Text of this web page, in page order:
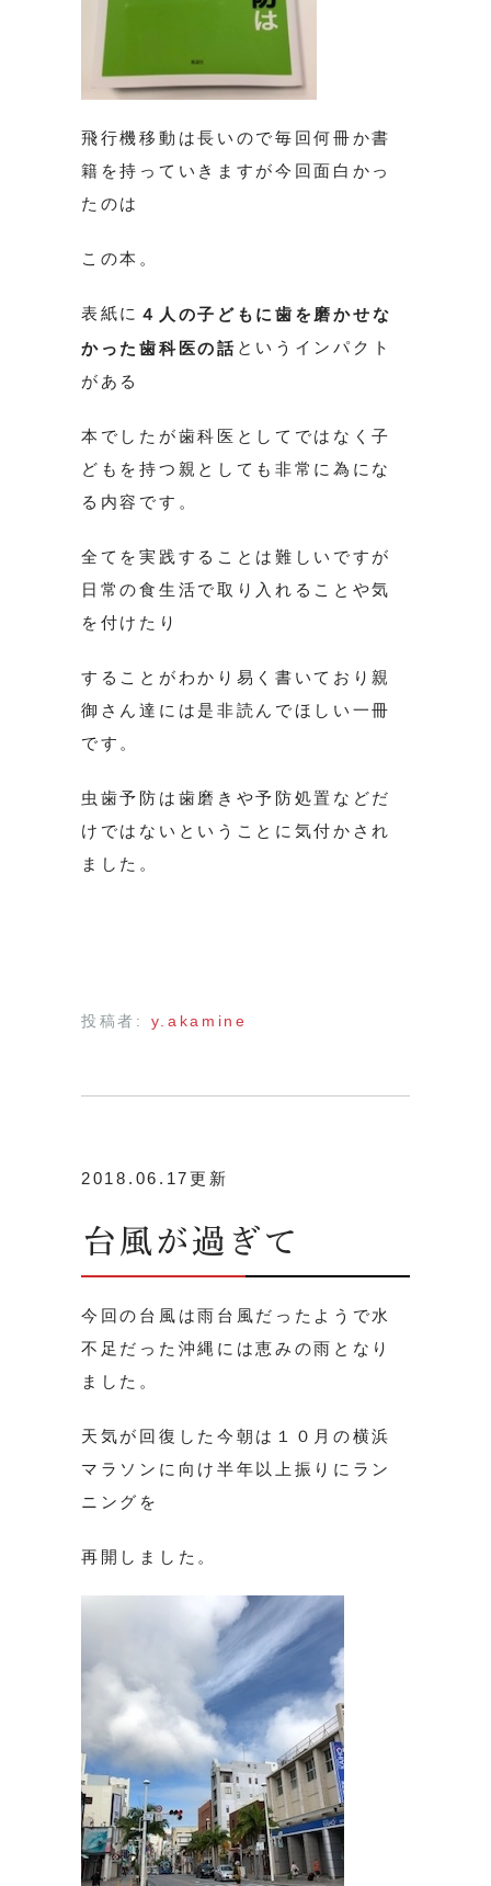
飛行機移動は長いので毎回何冊か書
籍を持っていきますが今回面白かっ
たのは
この本。
表紙に ４人の子どもに歯を磨かせな
かった歯科医の話 というインパクト
がある
本でしたが歯科医としてではなく子
どもを持つ親としても非常に為にな
る内容です。
全てを実践することは難しいですが
日常の食生活で取り入れることや気
を付けたり
することがわかり易く書いており親
御さん達には是非読んでほしい一冊
です。
虫歯予防は歯磨きや予防処置などだ
けではないということに気付かされ
ました。
投稿者: y.akamine
2018.06.17更新
台風が過ぎて
今回の台風は雨台風だったようで水
不足だった沖縄には恵みの雨となり
ました。
天気が回復した今朝は１０月の横浜
マラソンに向け半年以上振りにラン
ニングを
再開しました。